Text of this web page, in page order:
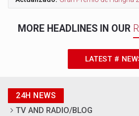
MORE HEADLINES IN OUR
LATEST #
24H NEWS
TV AND RADIO/BLOG